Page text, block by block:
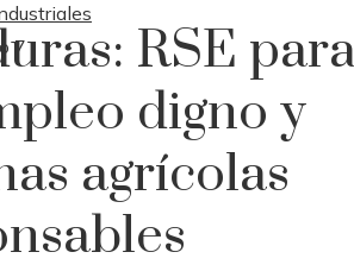
7
RSE
digno y
agrícolas